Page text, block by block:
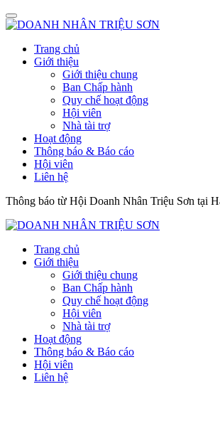
Trang chủ
Giới thiệu
Giới thiệu chung
Ban Chấp hành
Quy chế hoạt động
Hội viên
Nhà tài trợ
Hoạt động
Thông báo & Báo cáo
Hội viên
Liên hệ
Thông báo từ Hội Doanh Nhân Triệu Sơn tại
Trang chủ
Giới thiệu
Giới thiệu chung
Ban Chấp hành
Quy chế hoạt động
Hội viên
Nhà tài trợ
Hoạt động
Thông báo & Báo cáo
Hội viên
Liên hệ